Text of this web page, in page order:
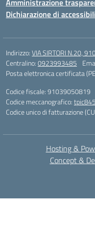
Amministrazione
Dichiarazione di
Indirizzo:VIA SIRTORI N.20,
Centralino:0923993485
Posta elettronica certificata
Codice fiscale: 91039050819
Codice meccanografico:
Codice unico di fatturazione
Hosting &
Concept &